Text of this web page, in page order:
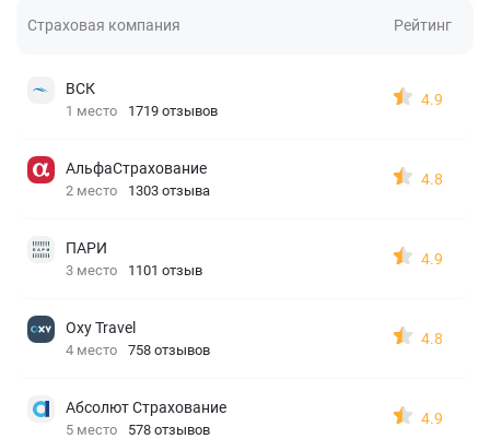
Страховая компания Рейтинг
ВСК
1 место 1719 отзывов
4.9
АльфаСтрахование
2 место 1303 отзыва
4.8
ПАРИ
3 место 1101 отзыв
4.9
Oxy Travel
4 место 758 отзывов
4.8
Абсолют Страхование
5 место 578 отзывов
4.9